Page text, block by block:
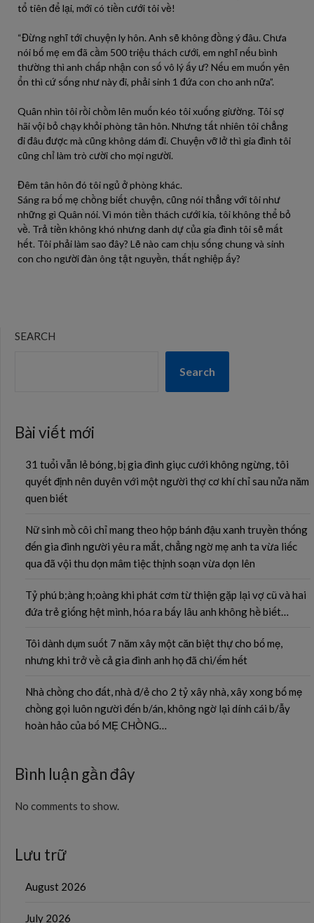
tổ tiên để lại, mới có tiền cưới tôi về!
“Đừng nghĩ tới chuyện ly hôn. Anh sẽ không đồng ý đâu. Chưa
nói bố mẹ em đã cầm 500 triệu thách cưới, em nghĩ nếu bình
thường thì anh chấp nhận con số vô lý ấy ư? Nếu em muốn yên
ổn thì cứ sống như này đi, phải sinh 1 đứa con cho anh nữa”.
Quân nhìn tôi rồi chồm lên muốn kéo tôi xuống giường. Tôi sợ
hãi vội bỏ chạy khỏi phòng tân hôn. Nhưng tất nhiên tôi chẳng
đi đâu được mà cũng không dám đi. Chuyện vỡ lở thì gia đình tôi
cũng chỉ làm trò cười cho mọi người.
Đêm tân hôn đó tôi ngủ ở phòng khác.
Sáng ra bố mẹ chồng biết chuyện, cũng nói thẳng với tôi như
những gì Quân nói. Vì món tiền thách cưới kia, tôi không thể bỏ
về. Trả tiền không khó nhưng danh dự của gia đình tôi sẽ mất
hết. Tôi phải làm sao đây? Lẽ nào cam chịu sống chung và sinh
con cho người đàn ông tật nguyền, thất nghiệp ấy?
SEARCH
Search
Bài viết mới
31 tuổi vẫn lẻ bóng, bị gia đình giục cưới không ngừng, tôi
quyết định nên duyên với một người thợ cơ khí chỉ sau nửa năm
quen biết
Nữ sinh mồ côi chỉ mang theo hộp bánh đậu xanh truyền thống
đến gia đình người yêu ra mắt, chẳng ngờ mẹ anh ta vừa liếc
qua đã vội thu dọn mâm tiệc thịnh soạn vừa dọn lên
Tỷ phú b;àng h;oàng khi phát cơm từ thiện gặp lại vợ cũ và hai
đứa trẻ giống hệt mình, hóa ra bấy lâu anh không hề biết…
Tôi dành dụm suốt 7 năm xây một căn biệt thự cho bố mẹ,
nhưng khi trở về cả gia đình anh họ đã chi/ếm hết
Nhà chồng cho đất, nhà đ/ẻ cho 2 tỷ xây nhà, xây xong bố mẹ
chồng gọi luôn người đến b/án, không ngờ lại dính cái b/ẫy
hoàn hảo của bố MẸ CHỒNG…
Bình luận gần đây
No comments to show.
Lưu trữ
August 2026
July 2026